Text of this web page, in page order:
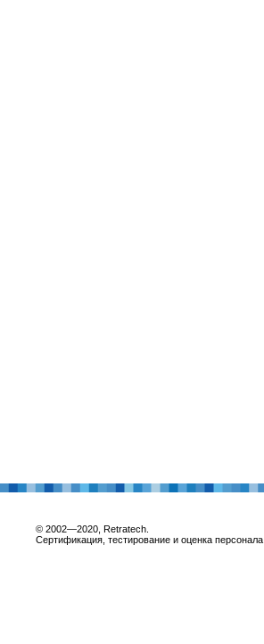
© 2002—2020, Retratech.
Сертификация, тестирование и оценка персонала.